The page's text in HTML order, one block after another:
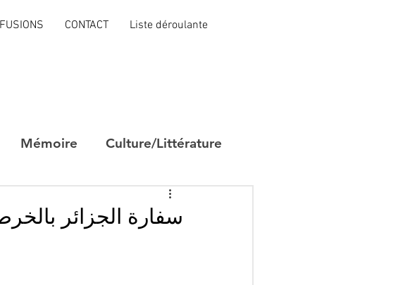
CONTACT Liste déroulante
Mémoire Culture/Littérature
سفارة الجزائر